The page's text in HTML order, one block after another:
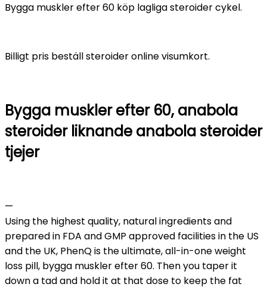
Bygga muskler efter 60 köp lagliga steroider cykel.
Billigt pris beställ steroider online visumkort.
Bygga muskler efter 60, anabola
steroider liknande anabola steroider
tjejer
—
Using the highest quality, natural ingredients and
prepared in FDA and GMP approved facilities in the US
and the UK, PhenQ is the ultimate, all-in-one weight
loss pill, bygga muskler efter 60. Then you taper it
down a tad and hold it at that dose to keep the fat